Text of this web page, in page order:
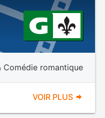
Comédie romantique
VOIR PLUS